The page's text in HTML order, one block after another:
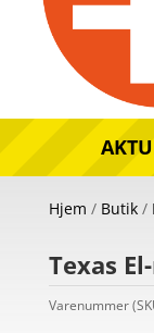
Hjem / Butik/
Texas
Varenummer